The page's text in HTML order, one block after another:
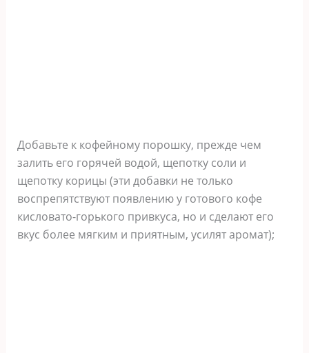
Добавьте к кофейному порошку, прежде чем
залить его горячей водой, щепотку соли и
щепотку корицы (эти добавки не только
воспрепятствуют появлению у готового кофе
кисловато-горького привкуса, но и сделают его
вкус более мягким и приятным, усилят аромат);